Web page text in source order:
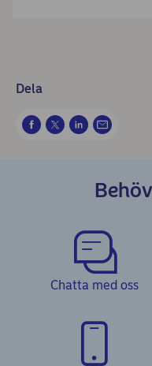
Dela
Chatta med oss